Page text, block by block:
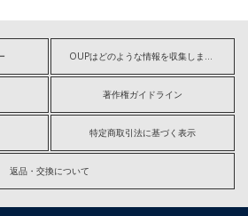
著作権ガイドライン
特定商取引法に基づく表示
返品・交換について